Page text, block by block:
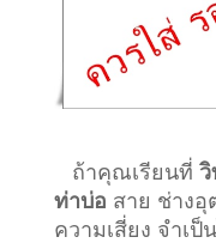
ถ้าคุณเรียนที่
ท่าบ่อ สาย ช่าง
ความเสี่ยง จำเป็